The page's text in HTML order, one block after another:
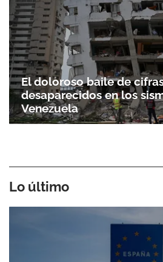
El doloroso baile de
desaparecidos en los
Venezuela
Lo último